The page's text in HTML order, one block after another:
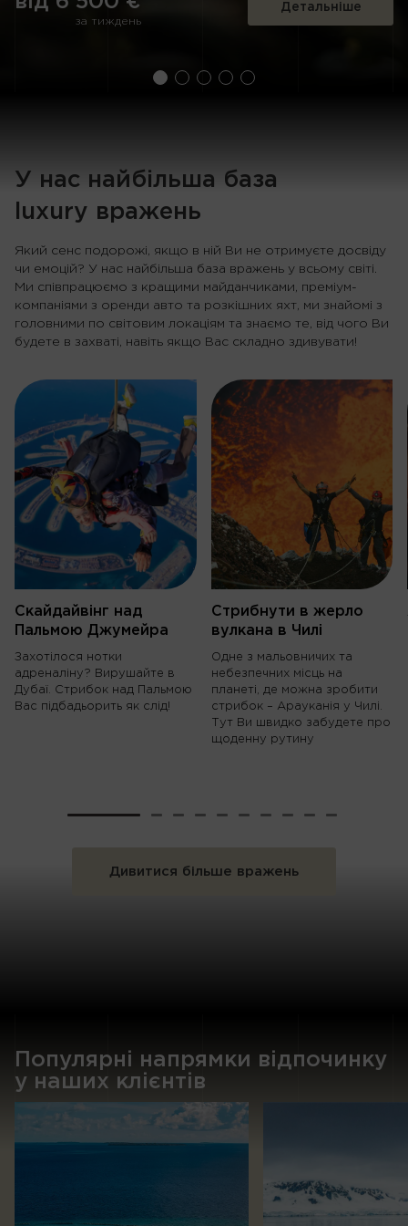
за тиждень
Детальніше
за 11 ночей
Детальніше
9 днів
Детальніше
4 дні
Детальніше
8 днів
Детальніше
У нас найбільша база
luxury вражень
Який сенс подорожі, якщо в ній Ви не отримуєте досвіду
чи емоцій? У нас найбільша база вражень у всьому світі.
Ми співпрацюємо з кращими майданчиками, преміум-
компаніями з оренди авто та розкішних яхт, ми знайомі з
головними по світовим локаціям та знаємо те, від чого Ви
будете в захваті, навіть якщо Вас складно здивувати!
Скайдайвінг над
Пальмою Джумейра
Захотілося нотки
адреналіну? Вирушайте в
Дубаї. Стрибок над Пальмою
Вас підбадьорить як слід!
Стрибнути в жерло
вулкана в Чилі
Одне з мальовничих та
небезпечних місць на
планеті, де можна зробити
стрибок – Арауканія у Чилі.
Тут Ви швидко забудете про
щоденну рутину
Дивитися більше вражень
Популярні напрямки відпочинку
у наших клієнтів